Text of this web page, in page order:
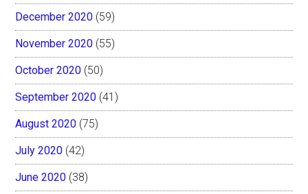
December 2020 (59)
November 2020 (55)
October 2020 (50)
September 2020 (41)
August 2020 (75)
July 2020 (42)
June 2020 (38)